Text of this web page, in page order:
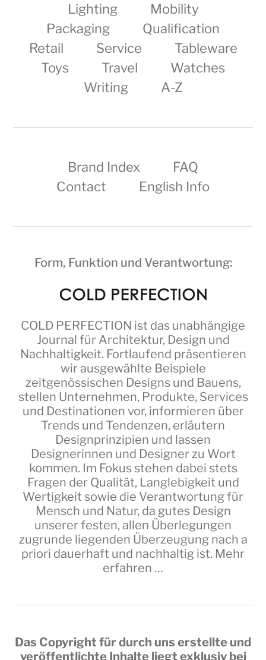
Lighting
Mobility
Packaging
Qualification
Retail
Service
Tableware
Toys
Travel
Watches
Writing
A-Z
Brand Index
FAQ
Contact
English Info
Form, Funktion und Verantwortung:
COLD PERFECTION ist das unabhängige
Journal für Architektur, Design und
Nachhaltigkeit. Fortlaufend präsentieren
wir ausgewählte Beispiele
zeitgenössischen Designs und Bauens,
stellen Unternehmen, Produkte, Services
und Destinationen vor, informieren über
Trends und Tendenzen, erläutern
Designprinzipien und lassen
Designerinnen und Designer zu Wort
kommen. Im Fokus stehen dabei stets
Fragen der Qualität, Langlebigkeit und
Wertigkeit sowie die Verantwortung für
Mensch und Natur, da gutes Design
unserer festen, allen Überlegungen
zugrunde liegenden Überzeugung nach a
priori dauerhaft und nachhaltig ist. Mehr
erfahren …
Das Copyright für durch uns erstellte und
veröffentlichte Inhalte liegt exklusiv bei